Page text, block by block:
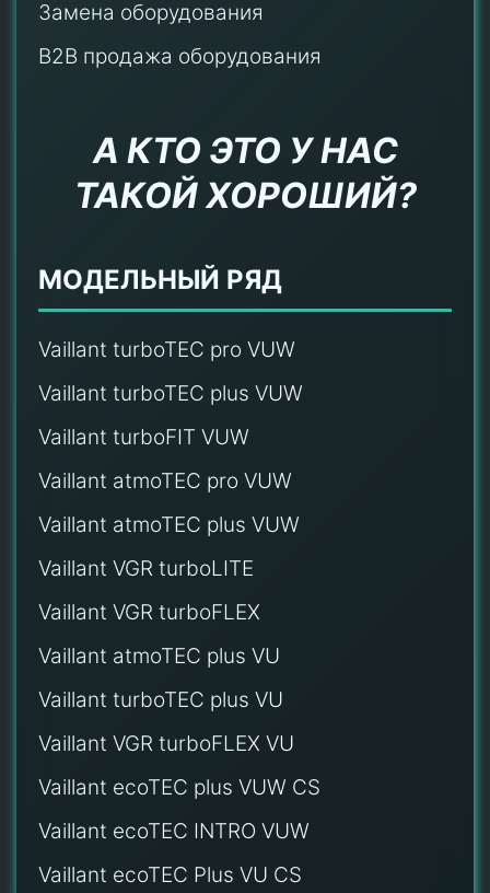
Замена оборудования
B2B продажа оборудования
А КТО ЭТО У НАС
ТАКОЙ ХОРОШИЙ?
МОДЕЛЬНЫЙ РЯД
Vaillant turboTEC pro VUW
Vaillant turboTEC plus VUW
Vaillant turboFIT VUW
Vaillant atmoTEC pro VUW
Vaillant atmoTEC plus VUW
Vaillant VGR turboLITE
Vaillant VGR turboFLEX
Vaillant atmoTEC plus VU
Vaillant turboTEC plus VU
Vaillant VGR turboFLEX VU
Vaillant ecoTEC plus VUW CS
Vaillant ecoTEC INTRO VUW
Vaillant ecoTEC Plus VU CS